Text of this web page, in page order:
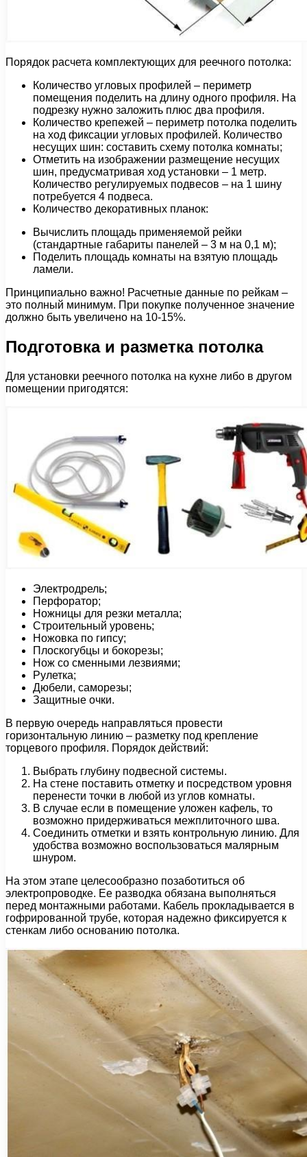
Порядок расчета комплектующих для реечного потолка:
Количество угловых профилей – периметр
помещения поделить на длину одного профиля. На
подрезку нужно заложить плюс два профиля.
Количество крепежей – периметр потолка поделить
на ход фиксации угловых профилей. Количество
несущих шин: составить схему потолка комнаты;
Отметить на изображении размещение несущих
шин, предусматривая ход установки – 1 метр.
Количество регулируемых подвесов – на 1 шину
потребуется 4 подвеса.
Количество декоративных планок:
Вычислить площадь применяемой рейки
(стандартные габариты панелей – 3 м на 0,1 м);
Поделить площадь комнаты на взятую площадь
ламели.
Принципиально важно! Расчетные данные по рейкам –
это полный минимум. При покупке полученное значение
должно быть увеличено на 10-15%.
Подготовка и разметка потолка
Для установки реечного потолка на кухне либо в другом
помещении пригодятся:
Электродрель;
Перфоратор;
Ножницы для резки металла;
Строительный уровень;
Ножовка по гипсу;
Плоскогубцы и бокорезы;
Нож со сменными лезвиями;
Рулетка;
Дюбели, саморезы;
Защитные очки.
В первую очередь направляться провести
горизонтальную линию – разметку под крепление
торцевого профиля. Порядок действий:
Выбрать глубину подвесной системы.
На стене поставить отметку и посредством уровня
перенести точки в любой из углов комнаты.
В случае если в помещение уложен кафель, то
возможно придерживаться межплиточного шва.
Соединить отметки и взять контрольную линию. Для
удобства возможно воспользоваться малярным
шнуром.
На этом этапе целесообразно позаботиться об
электропроводке. Ее разводка обязана выполняться
перед монтажными работами. Кабель прокладывается в
гофрированной трубе, которая надежно фиксируется к
стенкам либо основанию потолка.